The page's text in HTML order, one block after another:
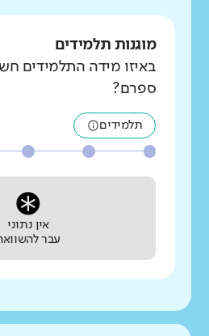
מוגנות תלמידים
באיזו מידה התלמידים
ספרם?
תלמידים
אין נתוני
עבר